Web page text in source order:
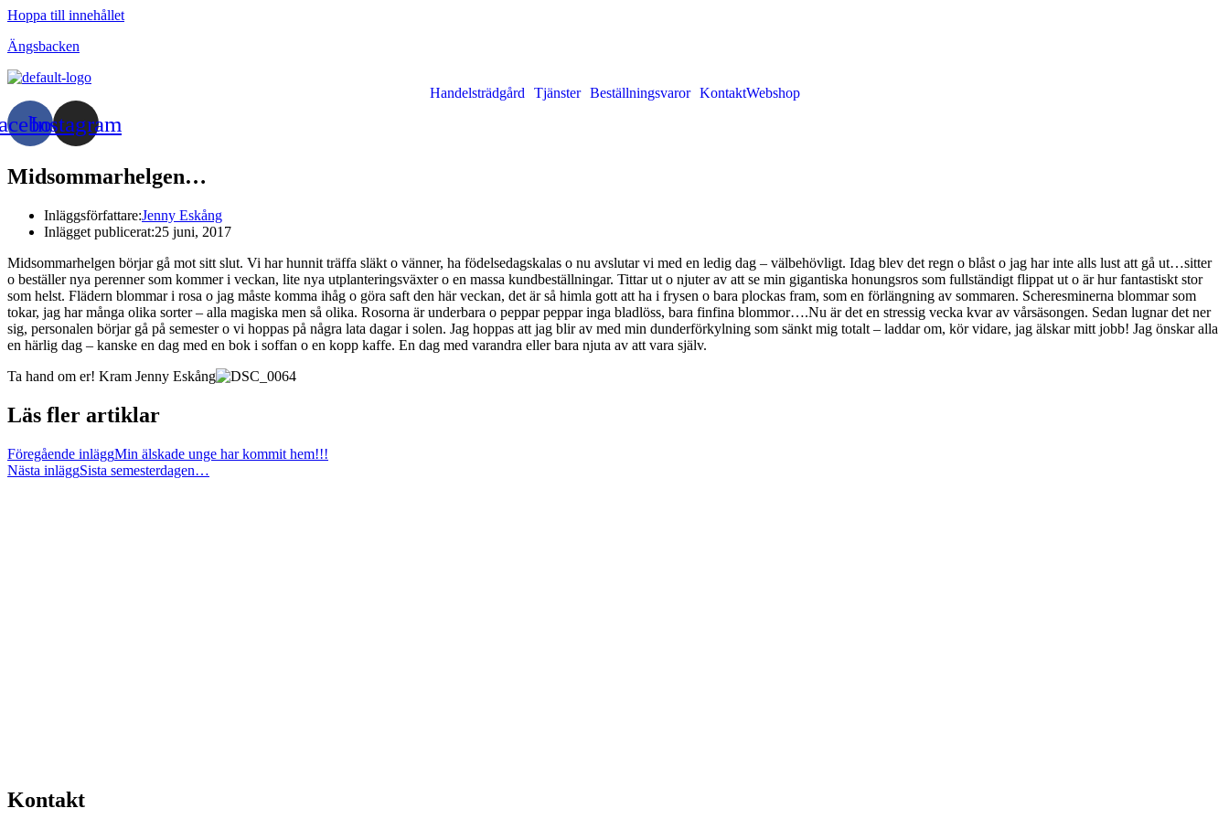
Hoppa till innehållet
Ängsbacken
Handelsträdgård Tjänster Beställningsvaror KontaktWebshop
Instagram
Midsommarhelgen…
Inläggsförfattare:Jenny Eskång
Inlägget publicerat:25 juni, 2017
Midsommarhelgen börjar gå mot sitt slut. Vi har hunnit träffa släkt o vänner, ha födelsedagskalas o nu avslutar vi med en ledig dag – välbehövligt. Idag blev det regn o blåst o jag har inte alls lust att gå ut…sitter
o beställer nya perenner som kommer i veckan, lite nya utplanteringsväxter o en massa kundbeställningar. Tittar ut o njuter av att se min gigantiska honungsros som fullständigt flippat ut o är hur fantastiskt stor
som helst. Flädern blommar i rosa o jag måste komma ihåg o göra saft den här veckan, det är så himla gott att ha i frysen o bara plockas fram, som en förlängning av sommaren. Scheresminerna blommar som
tokar, jag har många olika sorter – alla magiska men så olika. Rosorna är underbara o peppar peppar inga bladlöss, bara finfina blommor….Nu är det en stressig vecka kvar av vårsäsongen. Sedan lugnar det ner
sig, personalen börjar gå på semester o vi hoppas på några lata dagar i solen. Jag hoppas att jag blir av med min dunderförkylning som sänkt mig totalt – laddar om, kör vidare, jag älskar mitt jobb! Jag önskar alla
en härlig dag – kanske en dag med en bok i soffan o en kopp kaffe. En dag med varandra eller bara njuta av att vara själv.
Ta hand om er! Kram Jenny Eskång
Läs fler artiklar
Föregående inläggMin älskade unge har kommit hem!!!
Nästa inläggSista semesterdagen…
Kontakt